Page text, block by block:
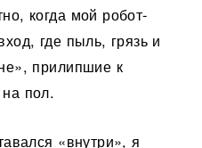
когда мой робот-
где пыль, грязь и
прилипшие к
пол.
«внутри», я